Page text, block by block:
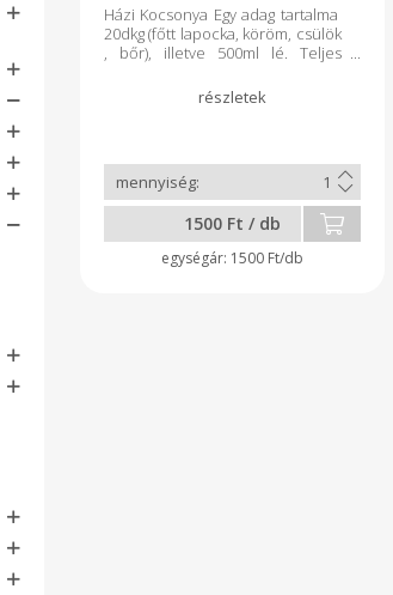
Házi Kocsonya Egy adag tartalma
20dkg (főtt lapocka, köröm, csülök
, bőr), illetve 500ml lé. Teljes
tetővel zárt tárnyérban
1500 Ft / db
1500 Ft/db